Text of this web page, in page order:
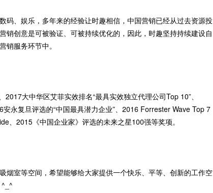
码、娱乐，多年来的经验让时趣相信，中国营销已经从过去资源投
销创意是可被验证、可被持续优化的，因此，时趣坚持持续建设自
销服务环节中。
大中华区艾菲实效排名“最具实效独立代理公司Top 10”、
永复旦评选的“中国最具潜力企业”、2016 Forrester Wave Top 7
、2015《中国企业家》评选的未来之星100强等奖项。
烟室等空间，希望能够给大家提供一个快乐、平等、创新的工作空